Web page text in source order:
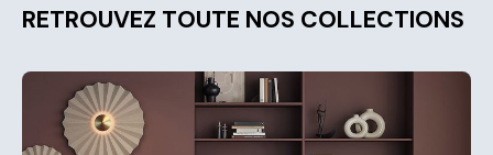
RETROUVEZ TOUTE NOS COLLECTIONS